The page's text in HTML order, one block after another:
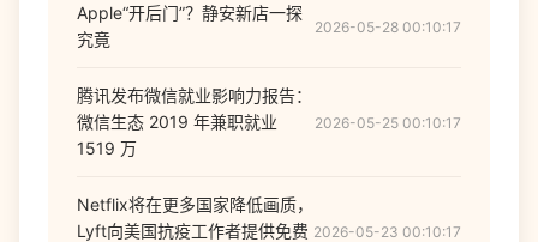
Apple“开后门”？静安新店一探
究竟
2026-05-28 00:10:17
腾讯发布微信就业影响力报告：
微信生态 2019 年兼职就业
1519 万
2026-05-25 00:10:17
Netflix将在更多国家降低画质，
Lyft向美国抗疫工作者提供免费 2026-05-23 00:10:17